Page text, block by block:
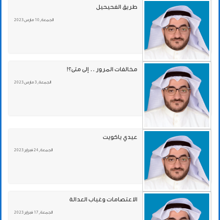
طريق الفحيحيل
الجمعة , 10 مارس 2023
مخالفات المرور .. إلى متى؟!
الجمعة , 3 مارس 2023
عيدي ياكويت
الجمعة , 24 فبراير 2023
الاعتصامات وغياب العدالة
الجمعة , 17 فبراير 2023